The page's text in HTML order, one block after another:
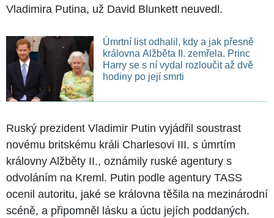
Vladimira Putina, už David Blunkett neuvedl.
Úmrtní list odhalil, kdy a jak přesně
královna Alžběta II. zemřela. Princ
Harry se s ní vydal rozloučit až dvě
hodiny po její smrti
Ruský prezident Vladimir Putin vyjádřil soustrast
novému britskému králi Charlesovi III. s úmrtím
královny Alžběty II., oznámily ruské agentury s
odvoláním na Kreml. Putin podle agentury TASS
ocenil autoritu, jaké se královna těšila na mezinárodní
scéně, a připomněl lásku a úctu jejích poddaných.